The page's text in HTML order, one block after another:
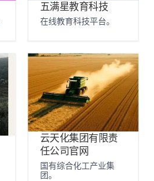
五满星教育科技
在线教育科技平台。
云天化集团有限责
任公司官网
国有综合化工产业集
团。